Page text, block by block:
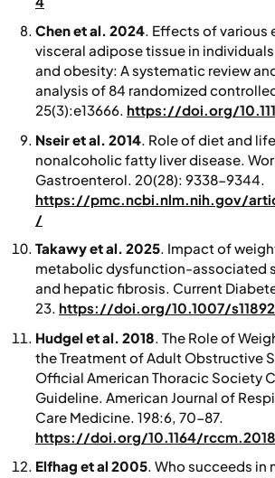
Chen et al. 2024. Effects of various
visceral adipose tissue in
and obesity: A systematic review
analysis of 84 randomized
25(3):e13666. https://doi.org/
Nseir et al. 2014. Role of diet and
nonalcoholic fatty liver disease.
Gastroenterol. 20(28): 9338-9344.
https://pmc.ncbi.nlm.nih.gov/
/
Takawy et al. 2025. Impact of
metabolic dysfunction-associated
and hepatic fibrosis. Current
23. https://doi.org/10.1007/
Hudgel et al. 2018 . The Role of
the Treatment of Adult Obstructive
Official American Thoracic Society
Guideline. American Journal of
Care Medicine. 198:6, 70-87.
https://doi.org/10.1164/
Elfhag et al 2005. Who succeeds in